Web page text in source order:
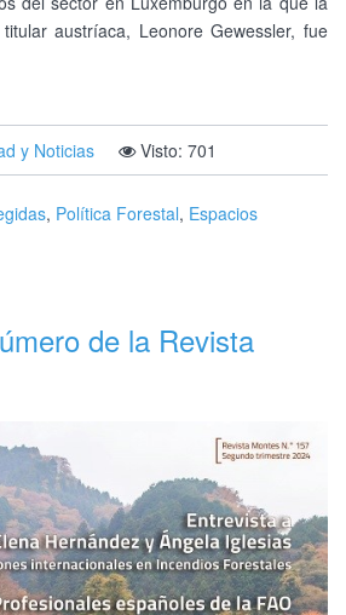
austríaca, Leonore Gewessler, fue
y Noticias Visto: 701
, Política Forestal, Espacios
de la Revista